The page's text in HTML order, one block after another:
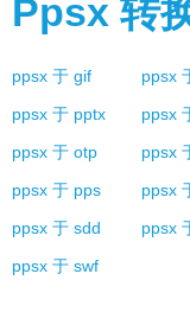
Ppsx 转
ppsx 于 gif ppsx
ppsx 于 pptx ppsx
ppsx 于 otp ppsx
ppsx 于 pps ppsx
ppsx 于 sdd ppsx
ppsx 于 swf